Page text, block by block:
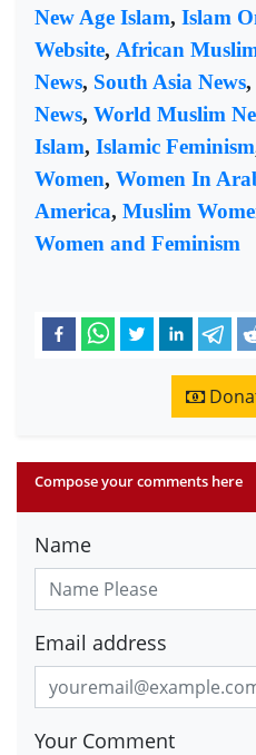
New Age Islam, Islam
Website, African
News, South Asia News,
News, World Muslim
Islam, Islamic Feminism
Women, Women In
America, Muslim
Women and Feminism
Compose your comments here
Name
Email address
Your Comment